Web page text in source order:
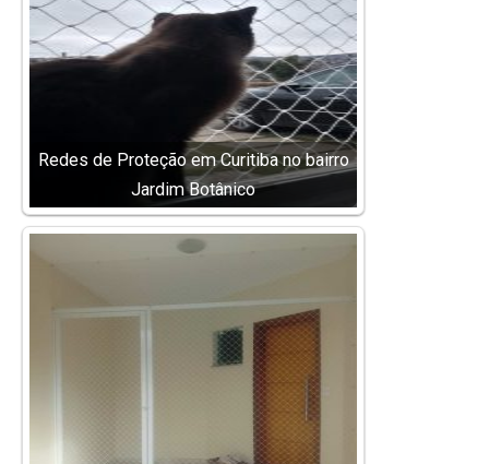
Redes de Proteção em Curitiba no bairro
Jardim Botânico